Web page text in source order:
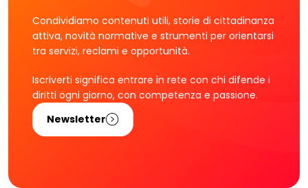
Condividiamo contenuti utili, storie di cittadinanza
attiva, novità normative e strumenti per orientarsi
tra servizi, reclami e opportunità.
Iscriverti significa entrare in rete con chi difende i
diritti ogni giorno, con competenza e passione.
Newsletter